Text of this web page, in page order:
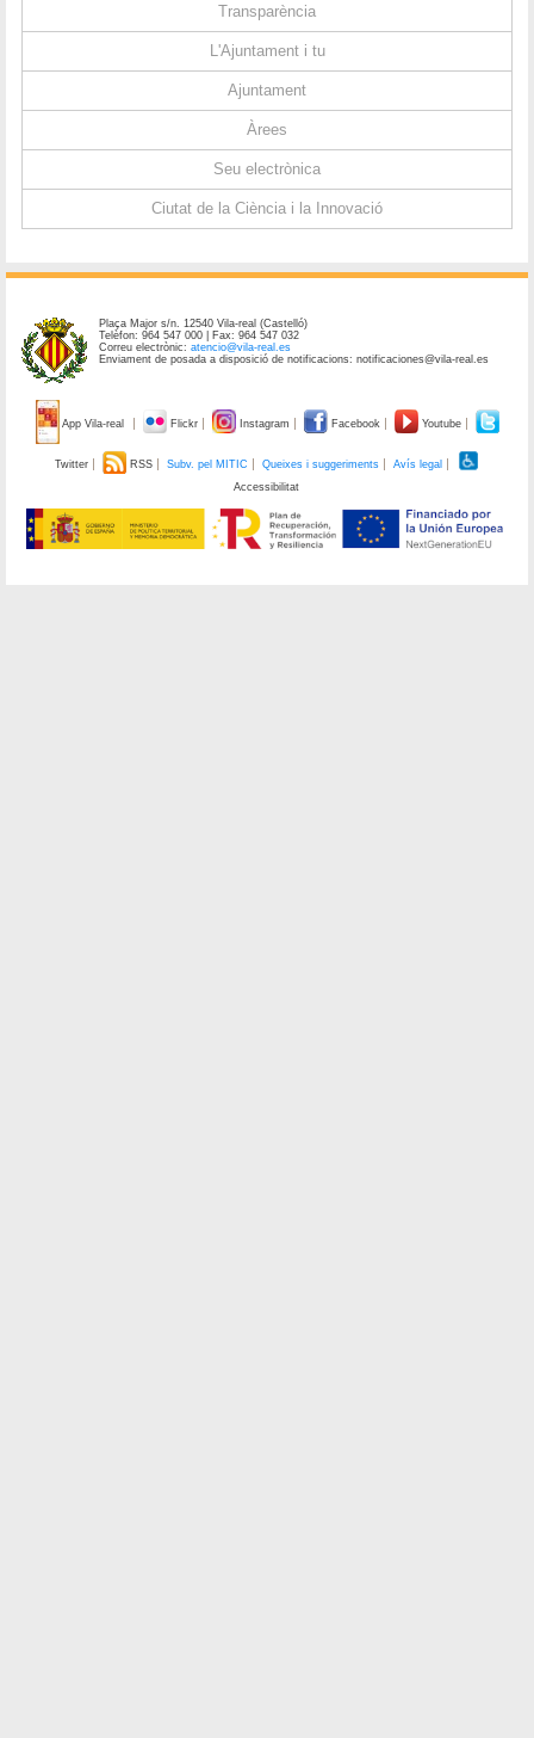
Transparència
L'Ajuntament i tu
Ajuntament
Àrees
Seu electrònica
Ciutat de la Ciència i la Innovació
Plaça Major s/n. 12540 Vila-real (Castelló)
Telèfon: 964 547 000 | Fax: 964 547 032
Correu electrònic:atencio@vila-real.es
Enviament de posada a disposició de notificacions: notificaciones@vila-real.es
App Vila-real Flickr Instagram Facebook Youtube
Twitter RSS Subv. pel MITIC Queixes i suggeriments
Avís legal
Accessibilitat